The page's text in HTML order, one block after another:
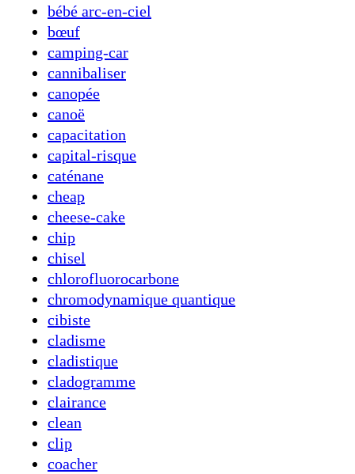
bébé arc-en-ciel
bœuf
camping-car
cannibaliser
canopée
canoë
capacitation
capital-risque
caténane
cheap
cheese-cake
chip
chisel
chlorofluorocarbone
chromodynamique quantique
cibiste
cladisme
cladistique
cladogramme
clairance
clean
clip
coacher